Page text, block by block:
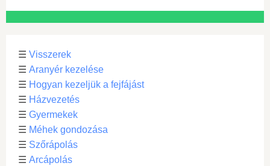
☰ Visszerek
☰ Aranyér kezelése
☰ Hogyan kezeljük a fejfájást
☰ Házvezetés
☰ Gyermekek
☰ Méhek gondozása
☰ Szőrápolás
☰ Arcápolás